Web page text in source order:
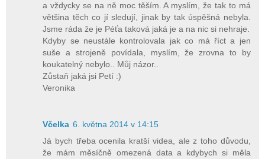
a vždycky se na ně moc těším. A myslím, že tak to má
většina těch co jí sledují, jinak by tak úspěšná nebyla.
Jsme ráda že je Péťa taková jaká je a na nic si nehraje.
Kdyby se neustále kontrolovala jak co má říct a jen
suše a strojeně povídala, myslím, že zrovna to by
koukatelný nebylo.. Můj názor..
Zůstaň jaká jsi Petí :)
Veronika
Včelka 6. května 2014 v 14:15
Já bych třeba ocenila kratší videa, ale z toho důvodu,
že mám měsíčně omezená data a kdybych si měla